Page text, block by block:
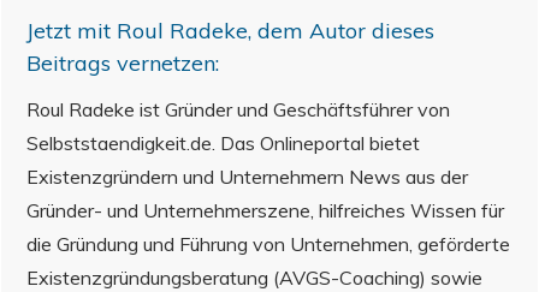
Jetzt mit Roul Radeke, dem Autor dieses
Beitrags vernetzen:
Roul Radeke ist Gründer und Geschäftsführer von
Selbststaendigkeit.de. Das Onlineportal bietet
Existenzgründern und Unternehmern News aus der
Gründer- und Unternehmerszene, hilfreiches Wissen für
die Gründung und Führung von Unternehmen, geförderte
Existenzgründungsberatung (AVGS-Coaching) sowie